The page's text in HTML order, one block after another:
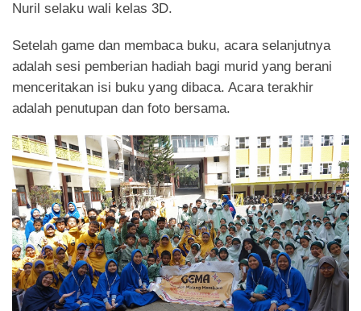
Nuril selaku wali kelas 3D.
Setelah game dan membaca buku, acara selanjutnya
adalah sesi pemberian hadiah bagi murid yang berani
menceritakan isi buku yang dibaca. Acara terakhir
adalah penutupan dan foto bersama.